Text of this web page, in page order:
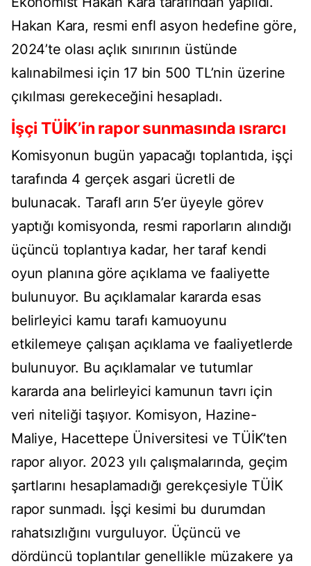
Hakan Kara, resmi enfl asyon hedefine göre,
2024’te olası açlık sınırının üstünde
kalınabilmesi için 17 bin 500 TL’nin üzerine
çıkılması gerekeceğini hesapladı.
İşçi TÜİK’in rapor sunmasında ısrarcı
Komisyonun bugün yapacağı toplantıda, işçi
tarafında 4 gerçek asgari ücretli de
bulunacak. Tarafl arın 5’er üyeyle görev
yaptığı komisyonda, resmi raporların alındığı
üçüncü toplantıya kadar, her taraf kendi
oyun planına göre açıklama ve faaliyette
bulunuyor. Bu açıklamalar kararda esas
belirleyici kamu tarafı kamuoyunu
etkilemeye çalışan açıklama ve faaliyetlerde
bulunuyor. Bu açıklamalar ve tutumlar
kararda ana belirleyici kamunun tavrı için
veri niteliği taşıyor. Komisyon, Hazine-
Maliye, Hacettepe Üniversitesi ve TÜİK’ten
rapor alıyor. 2023 yılı çalışmalarında, geçim
şartlarını hesaplamadığı gerekçesiyle TÜİK
rapor sunmadı. İşçi kesimi bu durumdan
rahatsızlığını vurguluyor. Üçüncü ve
dördüncü toplantılar genellikle müzakere ya